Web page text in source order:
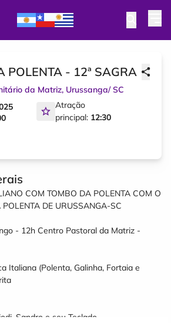
POLENTA - 12ª SAGRA
da Matriz, Urussanga/SC
Atração
principal: 12:30
COM TOMBO DA POLENTA COM O
DE URUSSANGA-SC
- 12h Centro Pastoral da Matriz -
Italiana (Polenta, Galinha, Fortaia e
Sandro e seu Teclado